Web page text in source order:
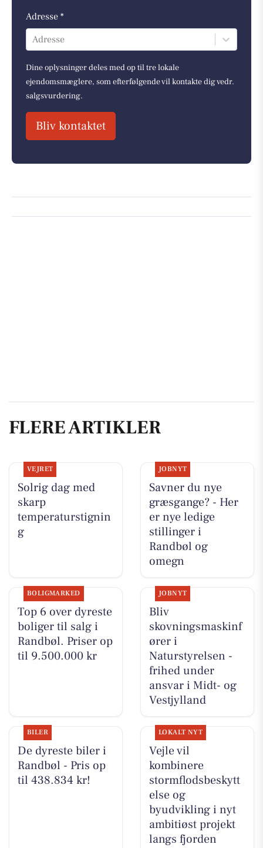
Adresse *
Adresse
Dine oplysninger deles med op til tre lokale
ejendomsmæglere, som efterfølgende vil kontakte dig vedr.
salgsvurdering.
Bliv kontaktet
FLERE ARTIKLER
VEJRET
Solrig dag med
skarp
temperaturstignin
g
JOBNYT
Savner du nye
græsgange? - Her
er nye ledige
stillinger i
Randbøl og
omegn
BOLIGMARKED
Top 6 over dyreste
boliger til salg i
Randbøl. Priser op
til 9.500.000 kr
JOBNYT
Bliv
skovningsmaskinf
ører i
Naturstyrelsen -
frihed under
ansvar i Midt- og
Vestjylland
BILER
De dyreste biler i
Randbøl - Pris op
til 438.834 kr!
LOKALT NYT
Vejle vil
kombinere
stormflodsbeskytt
else og
byudvikling i nyt
ambitiøst projekt
langs fjorden